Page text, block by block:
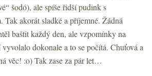
šodó), ale spíše řidší pudink s
Tak akorát sladké a příjemné. Žádná
baštit každý den, ale vzpomínky na
dokonale a to se počítá. Chuťová a
věc! :o) Tak zase za pár let…